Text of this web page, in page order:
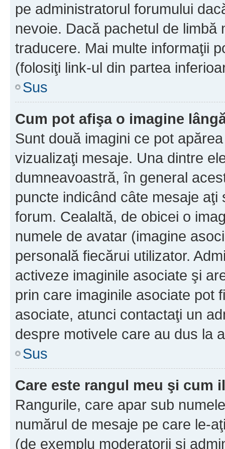
pe administratorul forumului
nevoie. Dacă pachetul de
traducere. Mai multe informaţii
(folosiţi link-ul din partea
Sus
Cum pot afişa o imagine
Sunt două imagini ce pot
vizualizaţi mesaje. Una dintre
dumneavoastră, în general
puncte indicând câte mesaje
forum. Cealaltă, de obicei o
numele de avatar (imagine
personală fiecărui utilizator.
activeze imaginile asociate şi
prin care imaginile asociate pot
asociate, atunci contactaţi un
despre motivele care au dus la
Sus
Care este rangul meu şi cum
Rangurile, care apar sub
numărul de mesaje pe care le-
(de exemplu moderatorii şi